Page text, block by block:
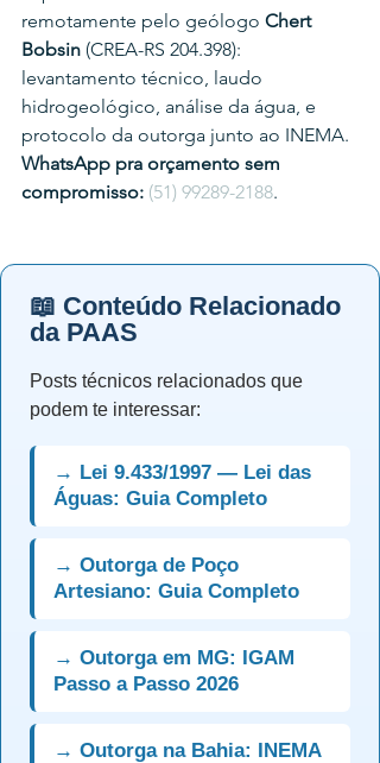
remotamente pelo geólogo Chert
Bobsin (CREA-RS 204.398):
levantamento técnico, laudo
hidrogeológico, análise da água, e
protocolo da outorga junto ao INEMA.
WhatsApp pra orçamento sem
compromisso: (51) 99289-2188.
📖 Conteúdo Relacionado
da PAAS
Posts técnicos relacionados que
podem te interessar:
→ Lei 9.433/1997 — Lei das
Águas: Guia Completo
→ Outorga de Poço
Artesiano: Guia Completo
→ Outorga em MG: IGAM
Passo a Passo 2026
→ Outorga na Bahia: INEMA